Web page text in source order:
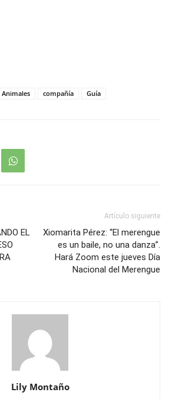
Animales compañía Guía
EL
Artículo siguiente
Xiomarita Pérez: “El merengue
es un baile, no una danza”.
Hará Zoom este jueves Día
Nacional del Merengue
Lily Montaño